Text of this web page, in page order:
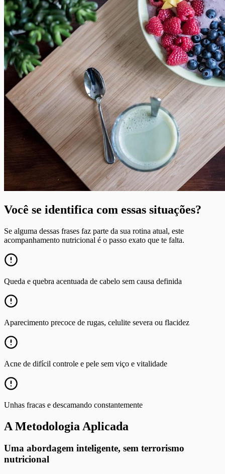
Você se identifica com essas situações?
Se alguma dessas frases faz parte da sua rotina atual, este
acompanhamento nutricional é o passo exato que te falta.
Queda e quebra acentuada de cabelo sem causa definida
Aparecimento precoce de rugas, celulite severa ou flacidez
Acne de difícil controle e pele sem viço e vitalidade
Unhas fracas e descamando constantemente
A Metodologia Aplicada
Uma abordagem inteligente, sem terrorismo
nutricional